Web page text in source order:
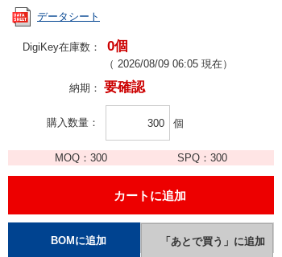
データシート
DigiKey在庫数： 0個
（ 2026/08/09 06:05 現在）
納期： 要確認
購入数量 個
MOQ：300 SPQ： 300